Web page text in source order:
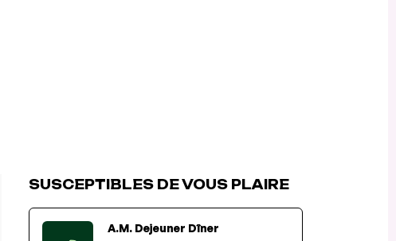
SUSCEPTIBLES DE VOUS PLAIRE
A.M. Dejeuner Dîner